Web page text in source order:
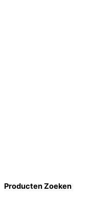
Producten Zoeken